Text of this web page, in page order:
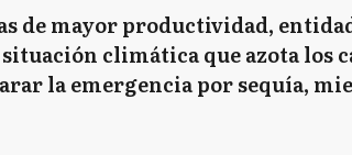
de mayor productividad,
climática que azota los
la emergencia por sequía,